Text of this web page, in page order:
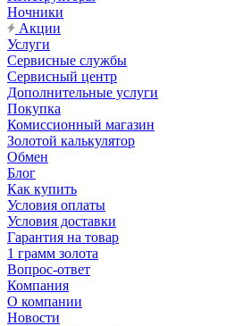
Ночники
Акции
Услуги
Сервисные службы
Сервисный центр
Дополнительные услуги
Покупка
Комиссионный магазин
Золотой калькулятор
Обмен
Блог
Как купить
Условия оплаты
Условия доставки
Гарантия на товар
1 грамм золота
Вопрос-ответ
Компания
О компании
Новости